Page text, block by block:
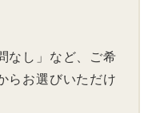
なし」など、ご希
らお選びいただけ